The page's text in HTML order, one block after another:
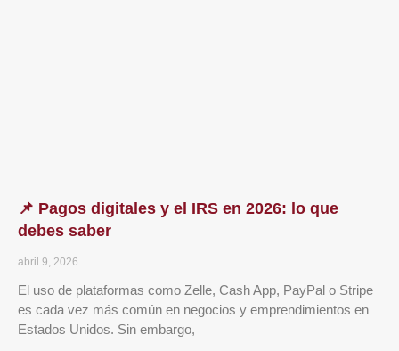
📌 Pagos digitales y el IRS en 2026: lo que
debes saber
abril 9, 2026
El uso de plataformas como Zelle, Cash App, PayPal o Stripe
es cada vez más común en negocios y emprendimientos en
Estados Unidos. Sin embargo,